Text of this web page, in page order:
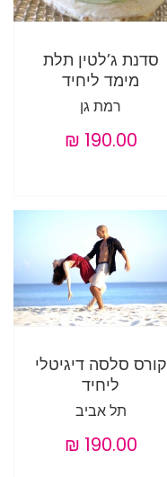
סדנת ג’לטין תלת
מימד ליחיד
רמת גן
קורס סלסה דיגיטלי
ליחיד
תל אביב